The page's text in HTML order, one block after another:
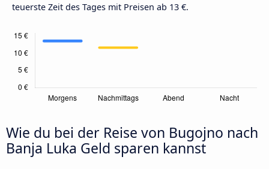
teuerste Zeit des Tages mit Preisen ab 13 €.
Wie du bei der Reise von Bugojno nach
Banja Luka Geld sparen kannst